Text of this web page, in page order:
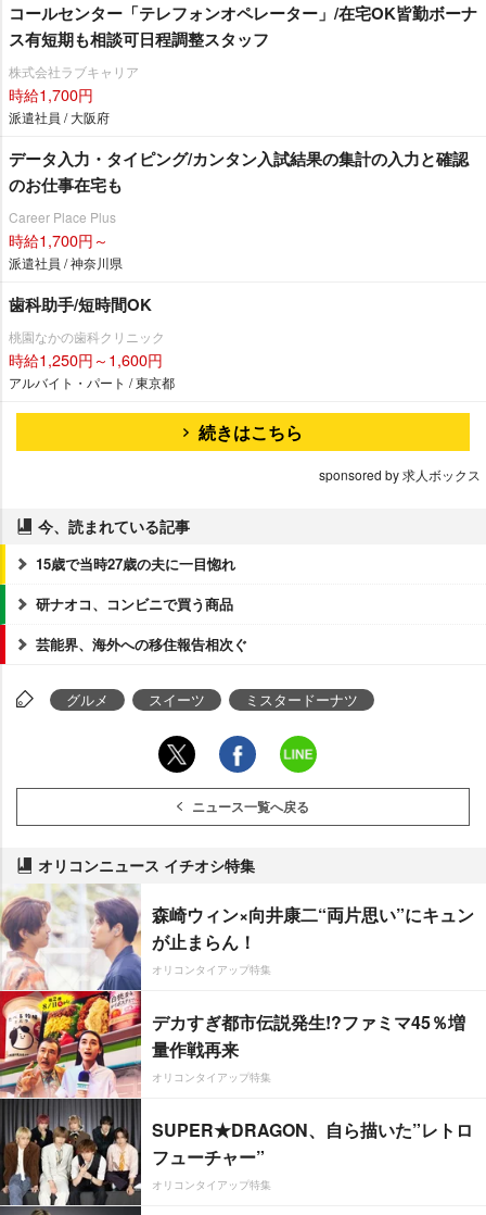
コールセンター「テレフォンオペレーター」/在宅OK皆勤ボーナ
ス有短期も相談可日程調整スタッフ
株式会社ラブキャリア
時給1,700円
派遣社員 / 大阪府
データ入力・タイピング/カンタン入試結果の集計の入力と確認
のお仕事在宅も
Career Place Plus
時給1,700円～
派遣社員 / 神奈川県
歯科助手/短時間OK
桃園なかの歯科クリニック
時給1,250円～1,600円
アルバイト・パート / 東京都
続きはこちら
sponsored by 求人ボックス
今、読まれている記事
15歳で当時27歳の夫に一目惚れ
研ナオコ、コンビニで買う商品
芸能界、海外への移住報告相次ぐ
グルメ スイーツ ミスタードーナツ
ニュース一覧へ戻る
オリコンニュース イチオシ特集
森崎ウィン×向井康二“両片思い”にキュン
が止まらん！
オリコンタイアップ特集
デカすぎ都市伝説発生!?ファミマ45％増
量作戦再来
オリコンタイアップ特集
SUPER★DRAGON、自ら描いた”レトロ
フューチャー”
オリコンタイアップ特集